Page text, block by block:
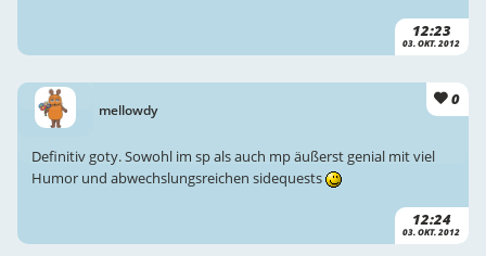
12:23
03. OKT. 2012
mellowdy
0
12:24
03. OKT. 2012
Definitiv goty. Sowohl im sp als auch mp äußerst genial mit viel
Humor und abwechslungsreichen sidequests